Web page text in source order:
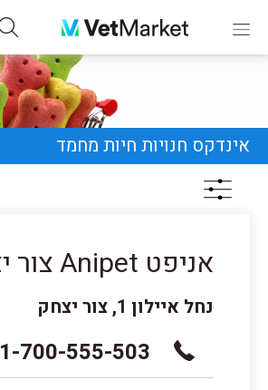
אינדקס חנויות חיות מחמד
אניפט Anipet צור יצחק
נחל איילון 1, צור יצחק
1-700-555-503